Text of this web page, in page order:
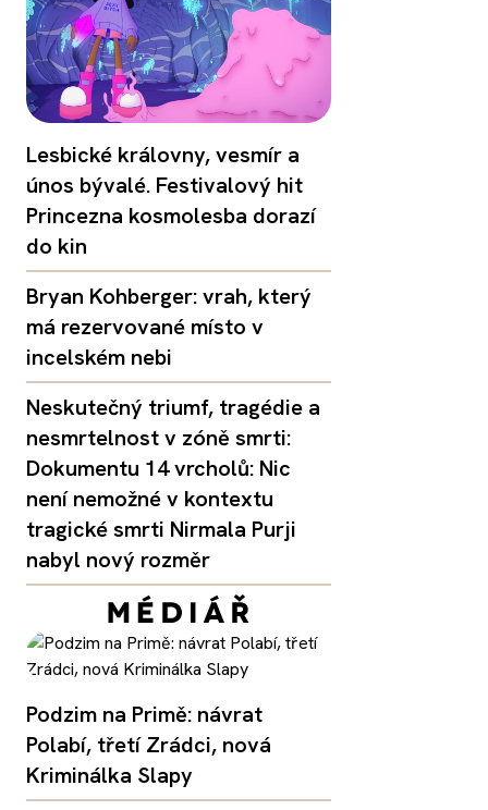
Lesbické královny, vesmír a
únos bývalé. Festivalový hit
Princezna kosmolesba dorazí
do kin
Bryan Kohberger: vrah, který
má rezervované místo v
incelském nebi
Neskutečný triumf, tragédie a
nesmrtelnost v zóně smrti:
Dokumentu 14 vrcholů: Nic
není nemožné v kontextu
tragické smrti Nirmala Purji
nabyl nový rozměr
Podzim na Primě: návrat
Polabí, třetí Zrádci, nová
Kriminálka Slapy